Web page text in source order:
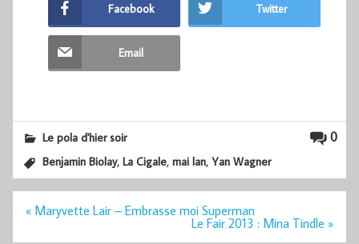
Facebook Twitter
Email
0
Le pola d'hier soir
Benjamin Biolay,La Cigale,mai lan,Yan Wagner
Navigation
« Maryvette Lair – Embrasse moi Superman
Le Fair 2013 : Mina Tindle »